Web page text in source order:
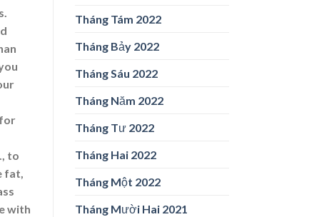
to
fat,
with
Tháng Tám 2022
Tháng Bảy 2022
Tháng Sáu 2022
Tháng Năm 2022
Tháng Tư 2022
Tháng Hai 2022
Tháng Một 2022
Tháng Mười Hai 2021